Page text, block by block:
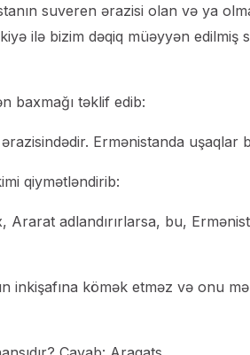
suveren ərazisi olan və ya
ilə bizim dəqiq müəyyən edilmiş
baxmağı təklif edib:
Ermənistanda
qiymətləndirib:
Ararat adlandırırlarsa, bu,
inkişafına kömək etməz və onu